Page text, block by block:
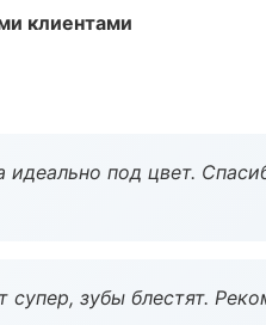
клиентами
под цвет.
супер, зубы блестят.